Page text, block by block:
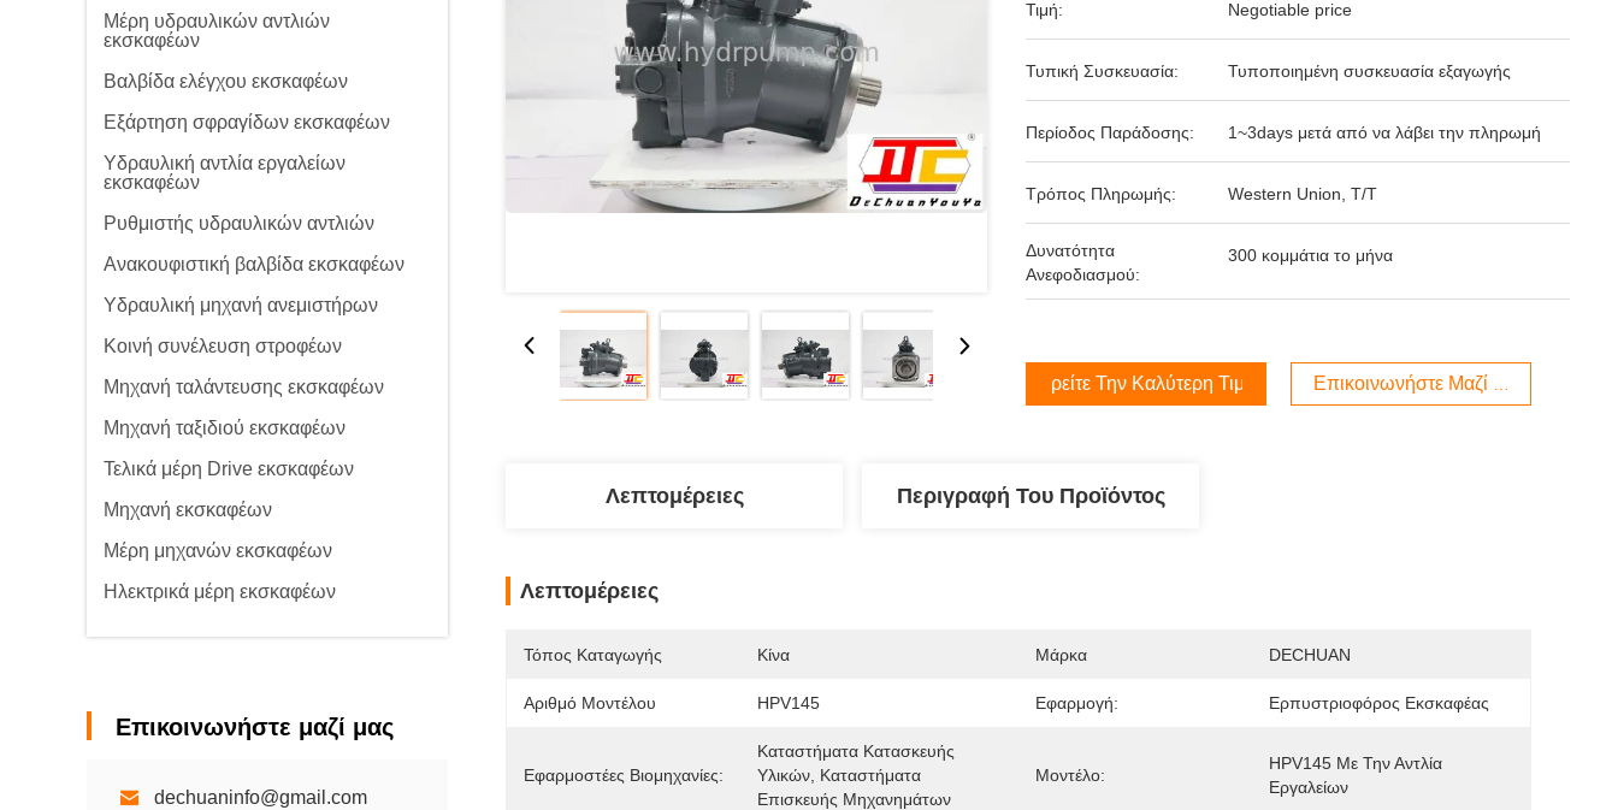
Μέρη υδραυλικών αντλιών
εκσκαφέων
Βαλβίδα ελέγχου εκσκαφέων
Εξάρτηση σφραγίδων εκσκαφέων
Υδραυλική αντλία εργαλείων
εκσκαφέων
Ρυθμιστής υδραυλικών αντλιών
Ανακουφιστική βαλβίδα εκσκαφέων
Υδραυλική μηχανή ανεμιστήρων
Κοινή συνέλευση στροφέων
Μηχανή ταλάντευσης εκσκαφέων
Μηχανή ταξιδιού εκσκαφέων
Τελικά μέρη Drive εκσκαφέων
Μηχανή εκσκαφέων
Μέρη μηχανών εκσκαφέων
Ηλεκτρικά μέρη εκσκαφέων
Επικοινωνήστε μαζί μας
dechuaninfo@gmail.com
Τιμή: Negotiable price
Τυπική Συσκευασία: Τυποποιημένη συσκευασία εξαγωγής
Περίοδος Παράδοσης: 1~3days μετά από να λάβει την πληρωμή
Τρόπος Πληρωμής: Western Union, T/T
Δυνατότητα
Ανεφοδιασμού:
300 κομμάτια το μήνα
Βρείτε Την Καλύτερη Τιμή Επικοινωνήστε Μαζί Μας
Λεπτομέρειες Περιγραφή Του Προϊόντος
Λεπτομέρειες
Τόπος Καταγωγής Κίνα Μάρκα DECHUAN
Αριθμό Μοντέλου HPV145 Εφαρμογή: Ερπυστριοφόρος Εκσκαφέας
Εφαρμοστέες Βιομηχανίες:
Καταστήματα Κατασκευής
Υλικών, Καταστήματα
Επισκευής Μηχανημάτων
Μοντέλο:
HPV145 Με Την Αντλία
Εργαλείων